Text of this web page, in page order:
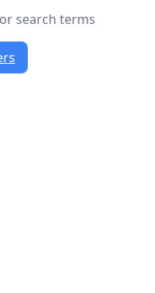
search terms